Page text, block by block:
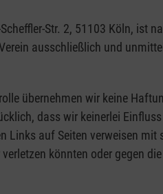
Str. 2, 51103 Köln, ist
ausschließlich und
übernehmen wir keine
dass wir keinerlei
Links auf Seiten verweisen
könnten oder gegen